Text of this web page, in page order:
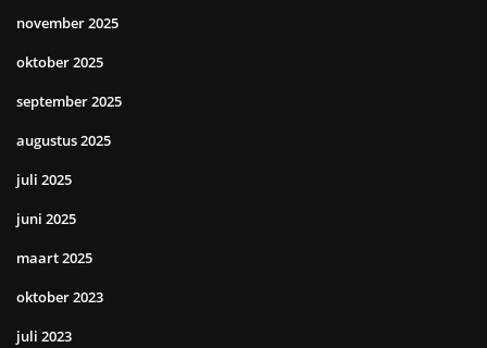
november 2025
oktober 2025
september 2025
augustus 2025
juli 2025
juni 2025
maart 2025
oktober 2023
juli 2023